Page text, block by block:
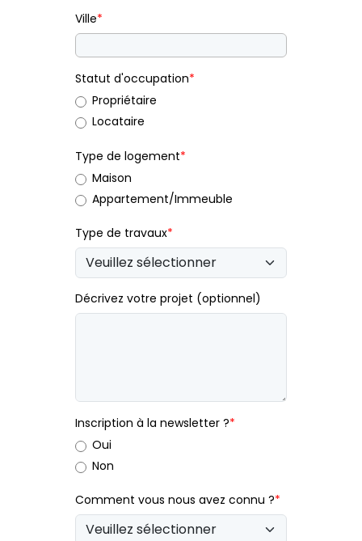
Ville*
Statut d'occupation*
Propriétaire
Locataire
Type de logement*
Maison
Appartement/Immeuble
Type de travaux*
Décrivez votre projet (optionnel)
Inscription à la newsletter ?*
Oui
Non
Comment vous nous avez connu ?*